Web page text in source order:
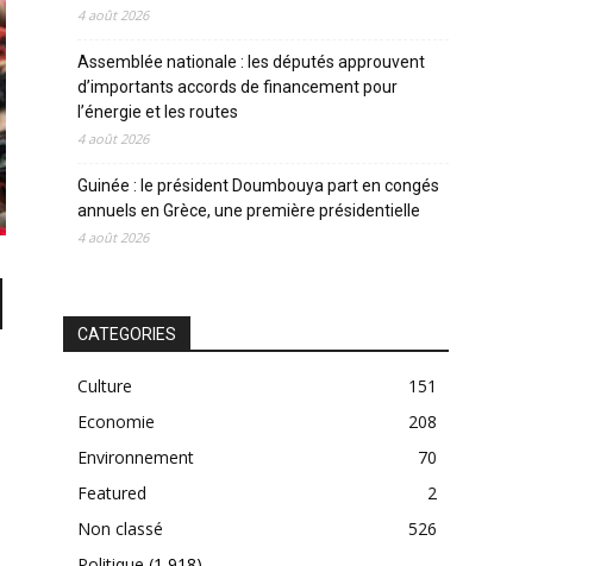
4 août 2026
Assemblée nationale : les députés approuvent
d’importants accords de financement pour
l’énergie et les routes
4 août 2026
Guinée : le président Doumbouya part en congés
annuels en Grèce, une première présidentielle
4 août 2026
CATEGORIES
Culture
151
Economie
208
Environnement
70
Featured
2
Non classé
526